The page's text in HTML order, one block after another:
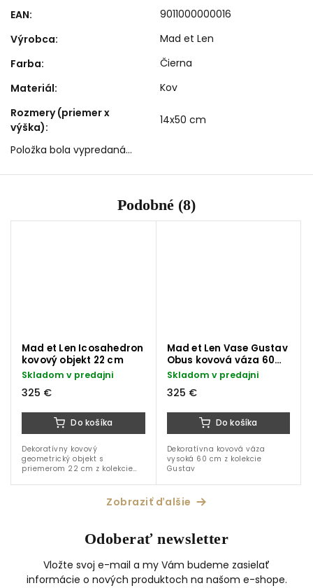
EAN:
9011000000016
Výrobca:
Mad et Len
Farba:
Čierna
Materiál:
Kov
Rozmery (priemer x
výška):
14x50 cm
Položka bola vypredaná…
Podobné (8)
Mad et Len Icosahedron
kovový objekt 22 cm
Skladom v predajni
325 €
Do košíka
Dekoratívny kovový
geometrický objekt s
priemerom 22 cm z kolekcie
Mad et Len Vase Gustav
Obus kovová váza 60
cm
Skladom v predajni
325 €
Do košíka
Dekoratívna kovová váza
vysoká 60 cm z kolekcie
Gustav
Zobraziť ďalšie
Odoberať newsletter
Vložte svoj e-mail a my Vám budeme zasielať
informácie o nových produktoch na našom e-shope.